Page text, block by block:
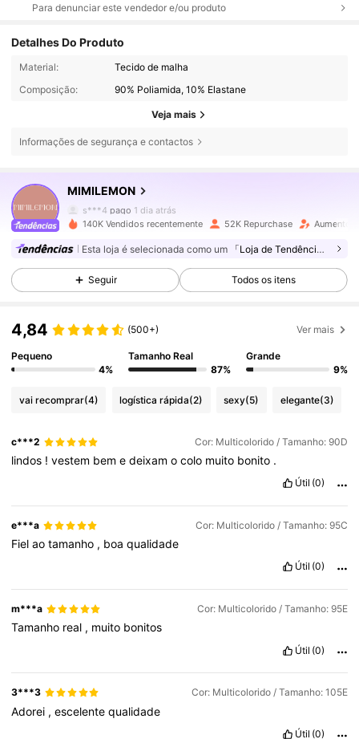
Para denunciar este vendedor e/ou produto
Detalhes Do Produto
Material:
Tecido de malha
Composição:
90% Poliamida, 10% Elastane
Veja mais
Informações de segurança e contactos
MIMILEMON
4,76 17K Seguidores
4,76
17K Seguidores
s***4 pago 1 dia atrás
4,76 17K Seguidores
17K Seguidores
17K Seguidores
4,76 17K Seguidores
4,76 17K Seguidores
4,76 17K Seguidores
140K Vendidos recentemente 52K Repurchase Aumento
Esta loja é selecionada como um 「Loja de Tendências」
Seguir Todos os itens
4,84 (500+) Ver mais
Pequeno
4%
Tamanho Real
87%
Grande
9%
vai recomprar(4) logística rápida(2) sexy(5) elegante(3)
c***2 Cor: Multicolorido / Tamanho: 90D
lindos !vestem bemedeixamocolo muito bonito .
Útil (0)
e***a Cor: Multicolorido / Tamanho: 95C
Fielaotamanho , boaqualidade
Útil (0)
m***a Cor: Multicolorido / Tamanho: 95E
Tamanho real , muito bonitos
Útil (0)
3***3 Cor: Multicolorido / Tamanho: 105E
Adorei ,escelentequalidade
Útil (0)